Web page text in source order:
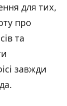
для тих,
про
та
завжди